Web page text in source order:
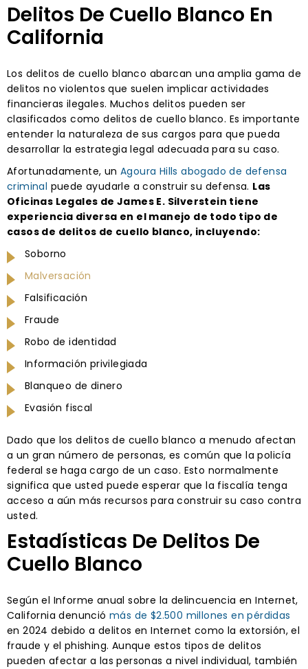
Delitos De Cuello Blanco En
California
Los delitos de cuello blanco abarcan una amplia gama de
delitos no violentos que suelen implicar actividades
financieras ilegales. Muchos delitos pueden ser
clasificados como delitos de cuello blanco. Es importante
entender la naturaleza de sus cargos para que pueda
desarrollar la estrategia legal adecuada para su caso.
Afortunadamente, un Agoura Hills abogado de defensa
criminal puede ayudarle a construir su defensa. Las
Oficinas Legales de James E. Silverstein tiene
experiencia diversa en el manejo de todo tipo de
casos de delitos de cuello blanco, incluyendo:
Soborno
Malversación
Falsificación
Fraude
Robo de identidad
Información privilegiada
Blanqueo de dinero
Evasión fiscal
Dado que los delitos de cuello blanco a menudo afectan
a un gran número de personas, es común que la policía
federal se haga cargo de un caso. Esto normalmente
significa que usted puede esperar que la fiscalía tenga
acceso a aún más recursos para construir su caso contra
usted.
Estadísticas De Delitos De
Cuello Blanco
Según el Informe anual sobre la delincuencia en Internet,
California denunció más de $2.500 millones en pérdidas
en 2024 debido a delitos en Internet como la extorsión, el
fraude y el phishing. Aunque estos tipos de delitos
pueden afectar a las personas a nivel individual, también